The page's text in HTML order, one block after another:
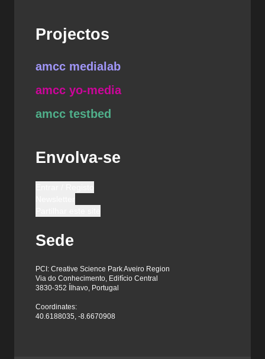
Projectos
amcc medialab
amcc yo-media
amcc testbed
Envolva-se
Sede
PCI: Creative Science Park Aveiro Region
Via do Conhecimento, Edifício Central
3830-352 Ílhavo, Portugal
Coordinates:
40.6188035, -8.6670908